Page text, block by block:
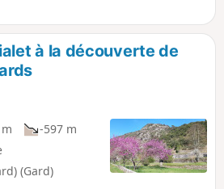
dénivelé pour une belle balade en
à la découverte de
-597 m
(Gard)